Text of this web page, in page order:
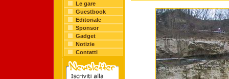
Le gare
Guestbook
Editoriale
Sponsor
Gadget
Notizie
Contatti